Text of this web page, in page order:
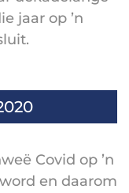
jaar op ’n
Covid op ’n
en daarom